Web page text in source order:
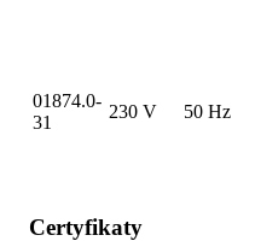
01874.0-
31
230 V 50 Hz
Certyfikaty